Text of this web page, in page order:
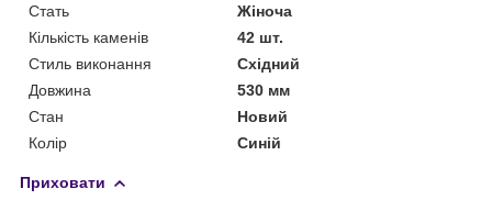
Стать
Жіноча
Кількість каменів
42 шт.
Стиль виконання
Східний
Довжина
530 мм
Стан
Новий
Колір
Синій
Приховати